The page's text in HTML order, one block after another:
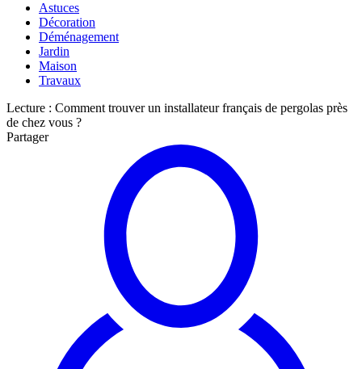
Astuces
Décoration
Déménagement
Jardin
Maison
Travaux
Lecture : Comment trouver un installateur français de pergolas près
de chez vous ?
Partager